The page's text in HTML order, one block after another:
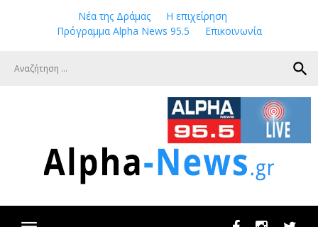
Νέα της Δράμας
Η επιχείρηση
Πρόγραμμα Alpha News 95.5
Επικοινωνία
search